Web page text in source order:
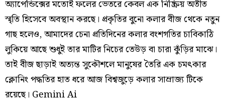
অ্যাপেন্ডিক্সের মতোই ফলের ভেতরে কেবল এক নিষ্ক্রিয় অতীত
স্মৃতি হিসেবে অবস্থান করছে। প্রকৃতির বুনো কলার বীজ থেকে নতুন
গাছ হলেও, আমাদের চেনা প্রতিদিনের কলার বংশগতির চাবিকাঠি
লুকিয়ে আছে শুধুই তার মাটির নিচের তেউড় বা চারা কুঁড়ির মাঝে।
তাই বীজ ছাড়াই অত্যন্ত সুকৌশলে মানুষের তৈরি এক চমৎকার
ক্লোনিং পদ্ধতির হাত ধরে আজ বিশ্বজুড়ে কলার সাম্রাজ্য টিকে
রয়েছে। Gemini Ai